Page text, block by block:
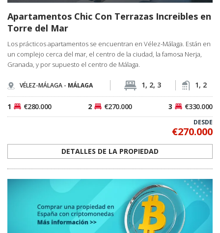
Apartamentos Chic Con Terrazas Increibles en
Torre del Mar
Los prácticos apartamentos se encuentran en Vélez-Málaga. Están en
un complejo cerca del mar, el centro de la ciudad, la famosa Nerja,
Granada, y por supuesto el centro de Málaga.
VÉLEZ-MÁLAGA - MÁLAGA 1, 2, 3 1, 2
1 €280.000 2 €270.000 3 €330.000
DESDE
€270.000
DETALLES DE LA PROPIEDAD